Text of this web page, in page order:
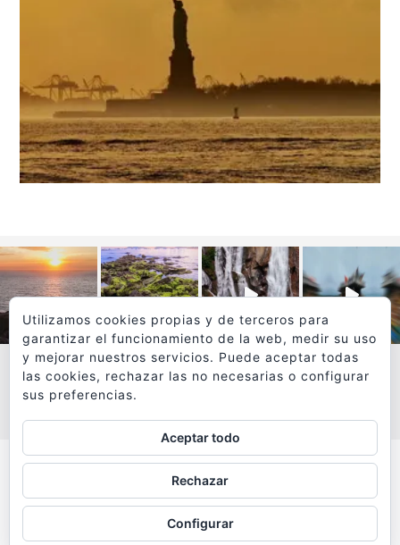
VER MÁS
Todos los textos y fotografías de
www.viajesyfotografia.comson propiedad de su autor
y están protegidos por © Copyright
Utilizamos cookies propias y de terceros para
garantizar el funcionamiento de la web, medir su uso
y mejorar nuestros servicios. Puede aceptar todas
las cookies, rechazar las no necesarias o configurar
sus preferencias.
Aceptar todo
Rechazar
Configurar